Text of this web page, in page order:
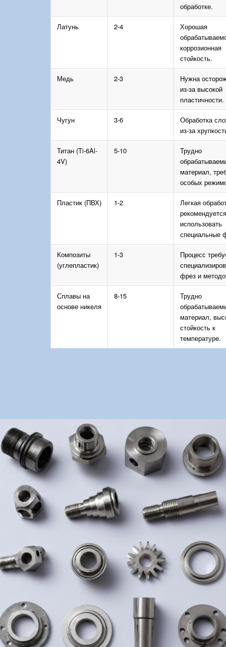
обработке.
Латунь 2-4
Хорошая
коррозионная
стойкость.
Медь 2-3
Нужна
из-за высокой
пластичности.
Чугун 3-6
Обработка
из-за
Титан (Ti-6Al-
4V)
5-10
Трудно
материал,
особых
Пластик (ПВХ) 1-2
Легкая
рекомендуется
использовать
специальные
Композиты
(углепластик)
1-3
Процесс
фрез и
Сплавы на
основе никеля
8-15
Трудно
материал,
стойкость к
температуре.